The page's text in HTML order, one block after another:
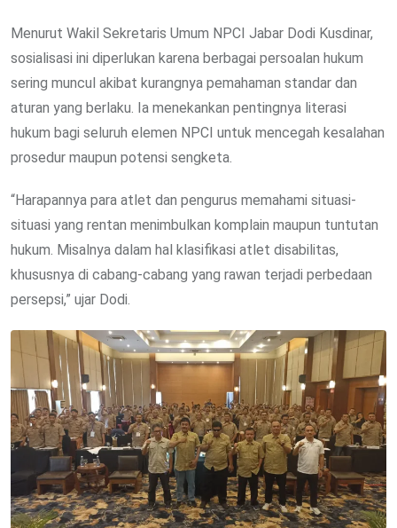
Menurut Wakil Sekretaris Umum NPCI Jabar Dodi Kusdinar,
sosialisasi ini diperlukan karena berbagai persoalan hukum
sering muncul akibat kurangnya pemahaman standar dan
aturan yang berlaku. Ia menekankan pentingnya literasi
hukum bagi seluruh elemen NPCI untuk mencegah kesalahan
prosedur maupun potensi sengketa.
“Harapannya para atlet dan pengurus memahami situasi-
situasi yang rentan menimbulkan komplain maupun tuntutan
hukum. Misalnya dalam hal klasifikasi atlet disabilitas,
khususnya di cabang-cabang yang rawan terjadi perbedaan
persepsi,” ujar Dodi.